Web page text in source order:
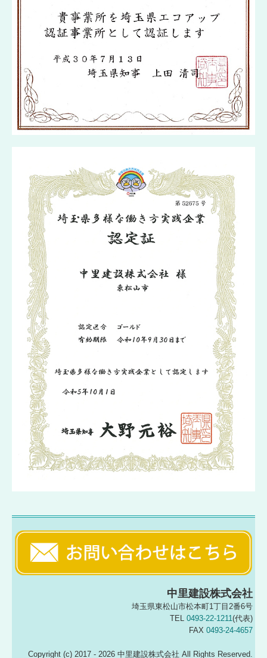
中里建設株式会社
埼玉県東松山市松本町1丁目2番6号
TEL 0493-22-1211(代表)
FAX 0493-24-4657
Copyright (c) 2017 - 2026 中里建設株式会社 All Rights Reserved.